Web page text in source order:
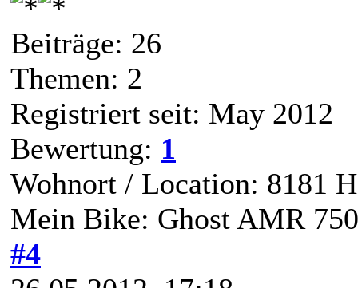
Beiträge: 26
Themen: 2
Registriert seit: May 2012
Bewertung: 1
Wohnort / Location: 8181
Mein Bike: Ghost AMR
#4